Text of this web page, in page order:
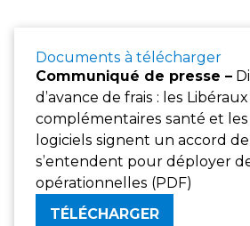
Documents à télécharger
Communiqué de presse –
d’avance de frais : les
complémentaires santé et
logiciels signent un accord
s’entendent pour déployer
opérationnelles (PDF)
TÉLÉCHARGER